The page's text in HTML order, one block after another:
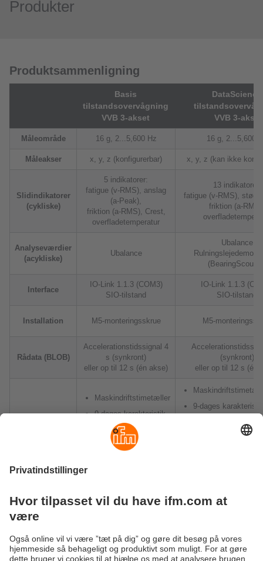
Produkter
Produktsammenligning
Basis
tilstandsovervågning
VVB 3-akset
DataScience
VVB 3-akse
Måleområde 16 g, 2...5,600 Hz 16 g, 2...5,600
Måleakser x, y, z (konfigurerbar) x, y, z (kan ikke
Slidindikatorer
(cykliske)
5 indikatorer:
fatigue (v-RMS), anslag
(a-Peak),
friktion (a-RMS), Crest,
overfladetemperatur
13 indikatorer:
fatigue (v-RMS), stød
friktion (a-
Analyseværdier
(acykliske)
Ubalance
Ubalance
Interface
IO-Link 1.1.3 (COM3)
SIO-tilstand
IO-Link 1.1.3
SIO-tilstand
Installation M5-monteringsskrue M5-
Rådata (BLOB)
Accelerationstidssignal 4
s (synkront)
eller op til 12 s (én akse)
(synkront)
eller op til 12 s (én
Maskindriftstimetæller
9-dages karakteristik
historik
Tærskelkonfiguration
9-dages